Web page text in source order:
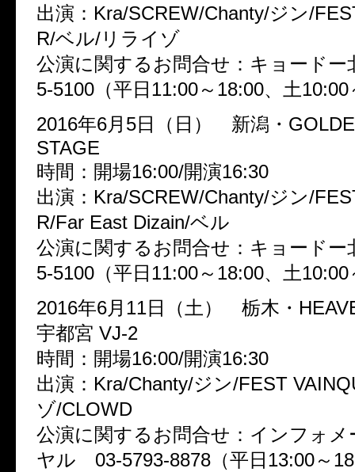
出演：Kra/SCREW/Chanty/ジン/
R/ベル/リライゾ
公演に関するお問合せ：キョード
5-5100（平日11:00～18:00、土10:00
2016年6月5日（日） 新潟・
STAGE
時間：開場16:00/開演16:30
出演：Kra/SCREW/Chanty/ジン/
R/Far East Dizain/ベル
公演に関するお問合せ：キョード
5-5100（平日11:00～18:00、土10:00
2016年6月11日（土） 栃木・
宇都宮 VJ-2
時間：開場16:00/開演16:30
出演：Kra/Chanty/ジン/FEST
ゾ/CLOWD
公演に関するお問合せ：インフォ
ヤル 03-5793-8878（平日13:00～